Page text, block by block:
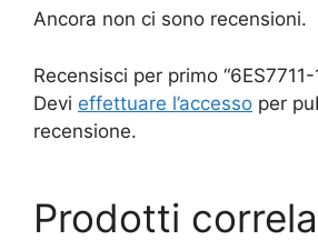
Ancora non ci sono recensioni.
Recensisci per primo
Devi effettuare l’accesso per
recensione.
Prodotti